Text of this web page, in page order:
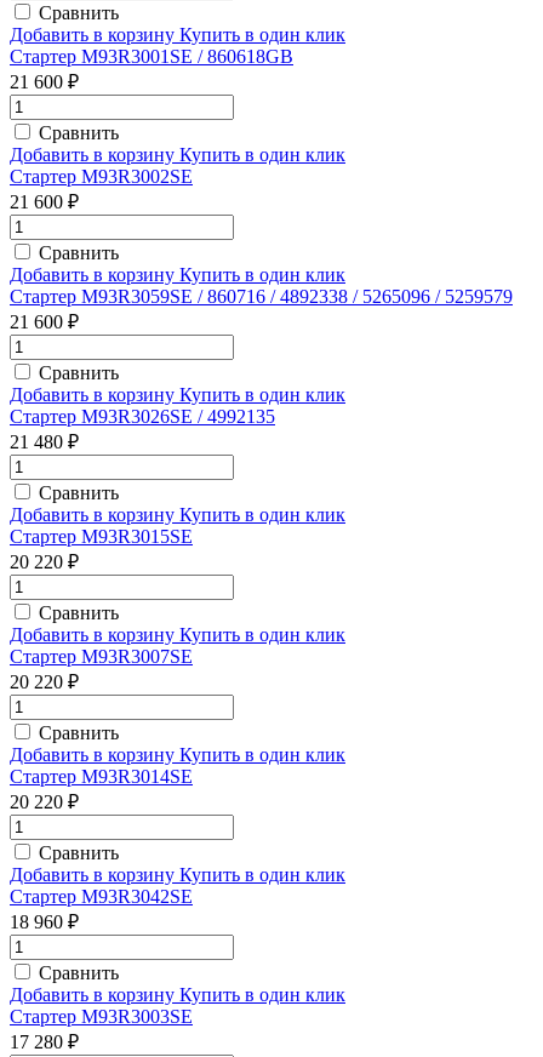
Сравнить
Добавить в корзину Купить в один клик
Стартер M93R3001SE / 860618GB
21 600 ₽
Сравнить
Добавить в корзину Купить в один клик
Стартер M93R3002SE
21 600 ₽
Сравнить
Добавить в корзину Купить в один клик
Стартер M93R3059SE / 860716 / 4892338 / 5265096 / 5259579
21 600 ₽
Сравнить
Добавить в корзину Купить в один клик
Стартер M93R3026SE / 4992135
21 480 ₽
Сравнить
Добавить в корзину Купить в один клик
Стартер M93R3015SE
20 220 ₽
Сравнить
Добавить в корзину Купить в один клик
Стартер M93R3007SE
20 220 ₽
Сравнить
Добавить в корзину Купить в один клик
Стартер M93R3014SE
20 220 ₽
Сравнить
Добавить в корзину Купить в один клик
Стартер M93R3042SE
18 960 ₽
Сравнить
Добавить в корзину Купить в один клик
Стартер M93R3003SE
17 280 ₽